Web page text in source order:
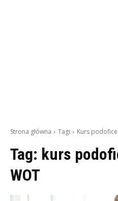
Strona główna Tagi Kurs
Tag: kurs
WOT